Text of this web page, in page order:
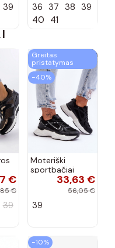
39
36 37 38 39
40 41
€
€
39
Greitas
pristatymas
−40%
Moteriški
sportbačiai
juodos spalvos
33,63 €
56,05 €
39
−10%